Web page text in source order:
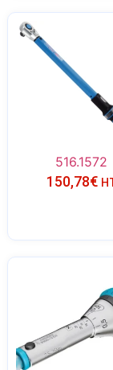
516.1572
150,78€